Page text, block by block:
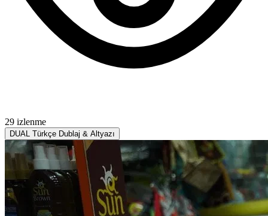
29 izlenme
DUAL Türkçe Dublaj & Altyazı